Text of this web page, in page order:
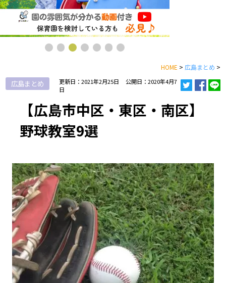
HOME > 広島まとめ >
広島まとめ 更新日：2021年2月25日
公開日：2020年4月7
日
【広島市中区・東区・南区】
野球教室9選